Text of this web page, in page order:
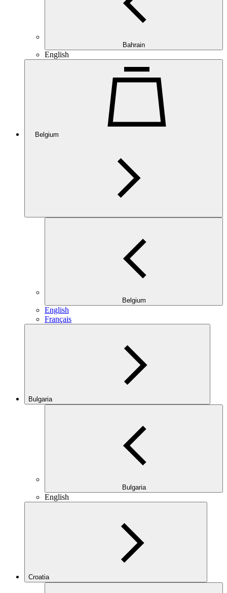
Bahrain
English
Belgium
Belgium
English
Français
Bulgaria
Bulgaria
English
Croatia